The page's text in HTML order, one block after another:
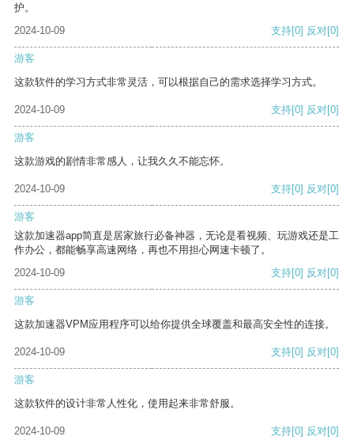
护。
2024-10-09
支持[0] 反对[0]
游客
这款软件的学习方式非常灵活，可以根据自己的需求选择学习方式。
2024-10-09 支持[0] 反对[0]
游客
这款游戏的剧情非常感人，让我久久不能忘怀。
2024-10-09 支持[0] 反对[0]
游客
这款加速器app简直是居家旅行必备神器，无论是看视频、玩游戏还是工
作办公，都能畅享高速网络，再也不用担心网速卡顿了。
2024-10-09
支持[0] 反对[0]
游客
这款加速器VPM应用程序可以给你提供全球覆盖和最高安全性的连接。
2024-10-09 支持[0] 反对[0]
游客
这款软件的设计非常人性化，使用起来非常舒服。
2024-10-09 支持[0] 反对[0]